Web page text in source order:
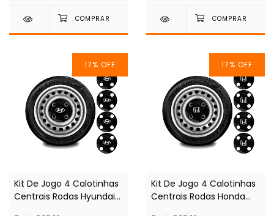
17% OFF
Kit De Jogo 4 Calotinhas
Centrais Rodas Hyundai
17% OFF
Kit De Jogo 4 Calotinhas
Centrais Rodas Honda